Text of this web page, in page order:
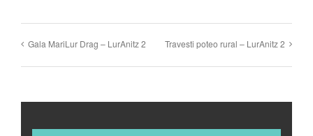
Gala MariLur Drag – LurAnitz 2 Travesti poteo rural – LurAnitz 2